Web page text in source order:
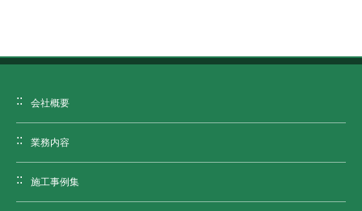
会社概要
業務内容
施工事例集